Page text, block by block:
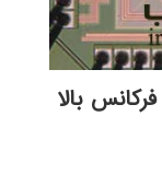
بالا